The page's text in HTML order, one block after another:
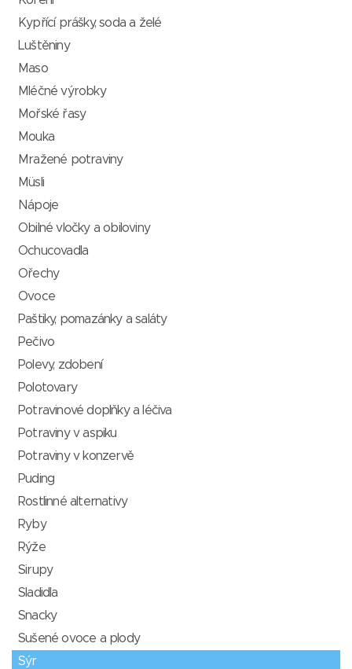
Kypřící prášky, soda a želé
Luštěniny
Maso
Mléčné výrobky
Mořské řasy
Mouka
Mražené potraviny
Müsli
Nápoje
Obilné vločky a obiloviny
Ochucovadla
Ořechy
Ovoce
Paštiky, pomazánky a saláty
Pečivo
Polevy, zdobení
Polotovary
Potravinové doplňky a léčiva
Potraviny v aspiku
Potraviny v konzervě
Puding
Rostlinné alternativy
Ryby
Rýže
Sirupy
Sladidla
Snacky
Sušené ovoce a plody
Sýr